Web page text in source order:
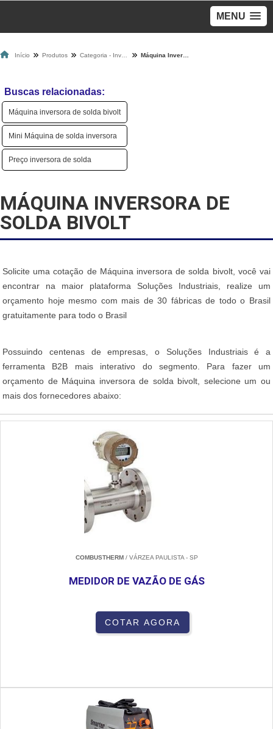
MENU
Início Produtos
Buscas relacionadas:
Máquina inversora de solda bivolt
Mini Máquina de solda inversora
Preço inversora de solda
MÁQUINA INVERSORA DE
SOLDA BIVOLT
Solicite uma cotação de Máquina inversora de solda bivolt, você vai
encontrar na maior plataforma Soluções Industriais, realize um
orçamento hoje mesmo com mais de 30 fábricas de todo o Brasil
gratuitamente para todo o Brasil
Possuindo centenas de empresas, o Soluções Industriais é a
ferramenta B2B mais interativo do segmento. Para fazer um
orçamento de Máquina inversora de solda bivolt, selecione um ou
mais dos fornecedores abaixo:
COMBUSTHERM / VÁRZEA PAULISTA - SP
MEDIDOR DE VAZÃO DE GÁS
COTAR AGORA